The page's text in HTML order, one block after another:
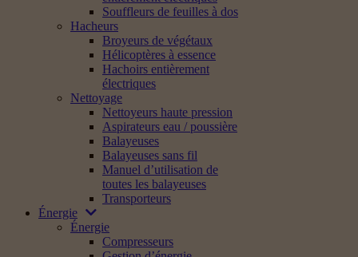
Souffleurs de feuilles à dos
Hacheurs
Broyeurs de végétaux
Hélicoptères à essence
Hachoirs entièrement
électriques
Nettoyage
Nettoyeurs haute pression
Aspirateurs eau / poussière
Balayeuses
Balayeuses sans fil
Manuel d’utilisation de
toutes les balayeuses
Transporteurs
Énergie
Énergie
Compresseurs